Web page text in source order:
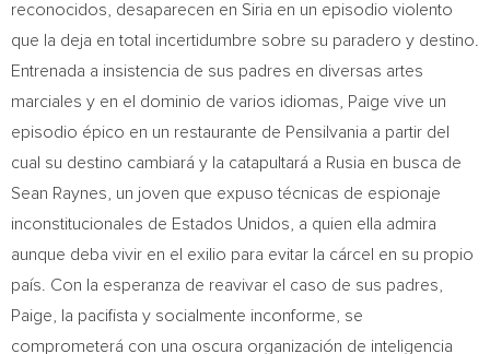
reconocidos, desaparecen en Siria en un episodio violento
que la deja en total incertidumbre sobre su paradero y destino.
Entrenada a insistencia de sus padres en diversas artes
marciales y en el dominio de varios idiomas, Paige vive un
episodio épico en un restaurante de Pensilvania a partir del
cual su destino cambiará y la catapultará a Rusia en busca de
Sean Raynes , un joven que expuso técnicas de espionaje
inconstitucionales de Estados Unidos, a quien ella admira
aunque deba vivir en el exilio para evitar la cárcel en su propio
país. Con la esperanza de reavivar el caso de sus padres,
Paige, la pacifista y socialmente inconforme, se
comprometerá con una oscura organización de inteligencia